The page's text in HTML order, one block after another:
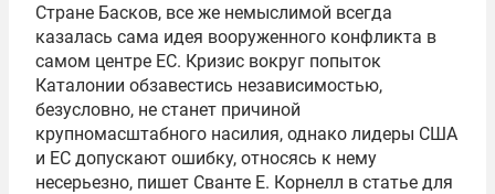
Стране Басков, все же немыслимой всегда
казалась сама идея вооруженного конфликта в
самом центре ЕС. Кризис вокруг попыток
Каталонии обзавестись независимостью,
безусловно, не станет причиной
крупномасштабного насилия, однако лидеры США
и ЕС допускают ошибку, относясь к нему
несерьезно, пишет Сванте Е. Корнелл в статье для